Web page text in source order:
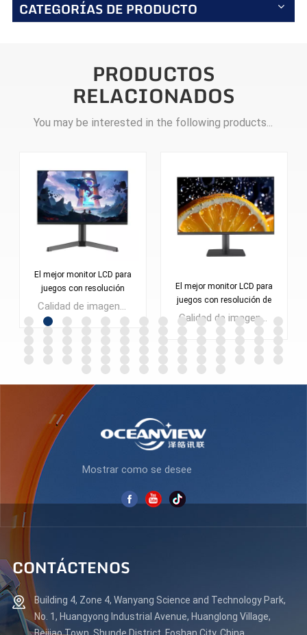
CATEGORÍAS DE PRODUCTO
PRODUCTOS
RELACIONADOS
You may be interested in the following products...
El mejor monitor LCD para
2560 x 1440, pantalla de
27 pulgadas, monitor de
Calidad de imagen QHD @180Hz Monitor para juegos LCD FAST IPS de 27 pulgadas Cantidad mínima de pedido: 300 piezas
APRENDE MÁS
La nueva exhibición de la
recomendó al por mayor
24 pulgadas
FHD100HzHDMI VGA DP
N238F100
Monitor de oficina serie N de 23,8 pulgadas FHD100Hz Protección ocular avanzada Cantidad mínima de pedido: 300 unidades.
APRENDE MÁS
Mostrar como se desee
CONTÁCTENOS
Building 4, Zone 4, Wanyang Science and Technology Park,
No. 1, Huangyong Industrial Avenue, Huanglong Village,
Beijiao Town, Shunde District, Foshan City, China